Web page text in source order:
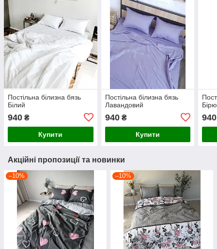
Постільна білизна бязь
Білий
940 ₴
Купити
Постільна білизна бязь
Лавандовий
940₴
Купити
940
Акційні пропозиції та новинки
–10% –10%